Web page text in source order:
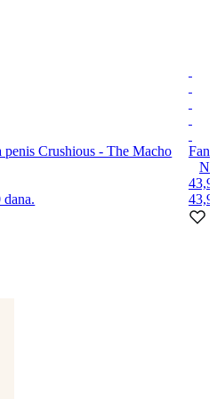
penis Crushious - The Macho